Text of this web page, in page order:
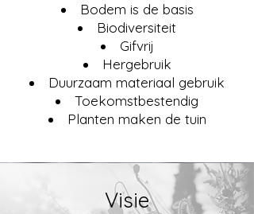
Bodem is de basis
Biodiversiteit
Gifvrij
Hergebruik
Duurzaam materiaal gebruik
Toekomstbestendig
Planten maken de tuin
Visie